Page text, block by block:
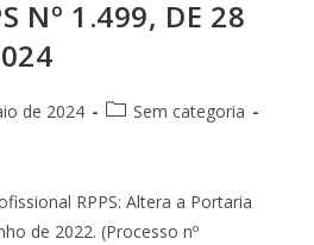
Nº 1.499, DE 28
de 2024
Categoria
Sem categoria
RPPS: Altera a Portaria
de 2022. (Processo nº